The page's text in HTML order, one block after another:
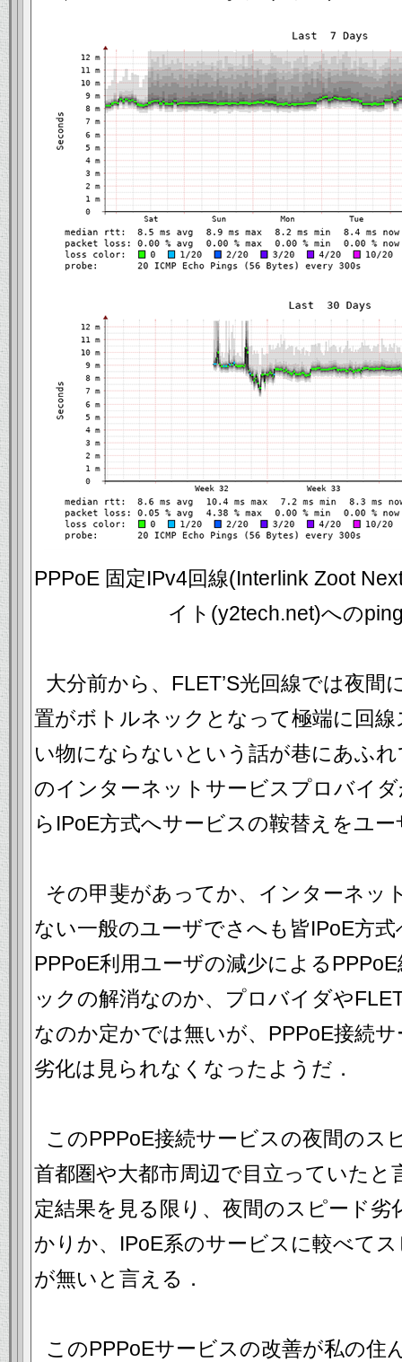
PPPoE 固定IPv4回線(Interlink Zoot
イト(y2tech.net)への
大分前から、FLET’S光回線では夜間
置がボトルネックとなって極端に回
い物にならないという話が巷にあふ
のインターネットサービスプロバイ
らIPoE方式へサービスの鞍替えをユ
その甲斐があってか、インターネッ
ない一般のユーザでさへも皆IPoE方
PPPoE利用ユーザの減少による
ックの解消なのか、プロバイダや
なのか定かでは無いが、PPPoE接続
劣化は見られなくなったようだ．
このPPPoE接続サービスの夜間のス
首都圏や大都市周辺で目立っていた
定結果を見る限り、夜間のスピード
かりか、IPoE系のサービスに較べて
が無いと言える．
このPPPoEサービスの改善が私の住